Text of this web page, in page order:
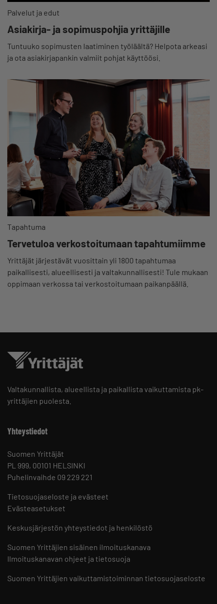
Palvelut ja edut
Asiakirja- ja sopimuspohjia yrittäjille
Tuntuuko sopimusten laatiminen työläältä? Helpota arkeasi
ja ota asiakirjapankin valmiit pohjat käyttöösi.
Tapahtuma
Tervetuloa verkostoitumaan tapahtumiimme
Yrittäjät järjestävät vuosittain yli 1800 tapahtumaa
paikallisesti, alueellisesti ja valtakunnallisesti! Tule mukaan
oppimaan verkossa tai verkostoitumaan paikanpäällä.
Valtakunnallista, alueellista ja paikallista vaikuttamista pk-
yrittäjien puolesta.
Yhteystiedot
Suomen Yrittäjät
PL 999, 00101 HELSINKI
Puhelinvaihde 09 229 221
Tietosuojaseloste ja evästeet
Evästeasetukset
Keskusjärjestön yhteystiedot ja henkilöstö
Suomen Yrittäjien sisäinen ilmoituskanava
Ilmoituskanavan ohjeet ja tietosuoja
Suomen Yrittäjien vaikuttamistoiminnan tietosuojaseloste